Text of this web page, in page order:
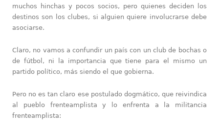
muchos hinchas y pocos socios, pero quienes deciden los
destinos son los clubes, si alguien quiere involucrarse debe
asociarse.
Claro, no vamos a confundir un país con un club de bochas o
de fútbol, ni la importancia que tiene para el mismo un
partido político, más siendo el que gobierna.
Pero no es tan claro ese postulado dogmático, que reivindica
al pueblo frenteamplista y lo enfrenta a la militancia
frenteamplista: